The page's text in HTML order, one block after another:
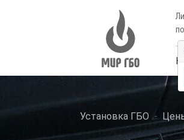
Установка ГБО